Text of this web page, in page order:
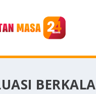
BERKALA